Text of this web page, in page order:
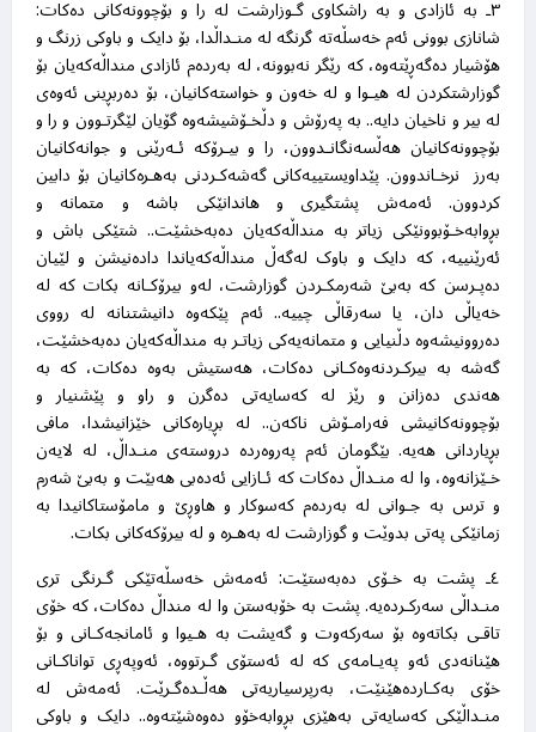
٣ـ بە ئازادی و بە راشکاوی گـوزارشت لە را و بۆچوونەکانی دەکات:
شانازی بوونی ئەم خەسڵەتە گرنگە لە منـداڵدا، بۆ دایک و باوکی زرنگ و
هۆشیار دەگەڕێتەوە، کە رێگر نەبوونە، لە بەردەم ئازادی منداڵەکەیان بۆ
گوزارشتکردن له هیـوا و لە خەون و خواستەکانیان، بۆ دەربڕینی ئەوەی
لە بیر و ناخیان دایە.. بە پەرۆش و دڵخـۆشیشەوە گۆیان لێگرتـوون و را و
بۆچوونەکانیان هەڵسەنگانـدوون، را و بیـرۆکە ئـەرێنی و جوانەکانیان
بەرز نرخـاندوون. پێداویستییەکانی گەشەکـردنی بەهـرەکانیان بۆ دابین
کردوون. ئەمەش پشتگیری و هاندانێکی باشە و متمانە و
بڕوابەخـۆبوونێکی زیاتر بە منداڵەکەیان دەبەخشێت.. شتێکی باش و
ئەرێنییە، کە دایک و باوک لەگەڵ منداڵەکەیاندا دادەنیشن و لێیان
دەپـرسن کە بەبێ شەرمکـردن گوزارشت، لەو بیرۆکـانە بکات کە لە
خەیاڵی دان، یا سەرقاڵی چییە.. ئەم پێکەوە دانیشتنانە لە رووی
دەروونیشەوە دڵنیایی و متمانەیەکی زیاتـر بە منداڵەکەیان دەبەخشێت،
گەشە بە بیرکـردنەوەکـانی دەکات، هەستیش بەوە دەکات، کە بە
هەندی دەزانن و رێز لە کەسایەتی دەگرن و راو و پێشنیار و
بۆچوونەکانیشی فەرامـۆش ناکەن.. لە بڕیارەکانی خێزانیشدا، مافی
بڕیاردانی هەیە. بێگومان ئەم پەروەردە دروستەی منـداڵ، لە لایەن
خـێزانەوە، وا لە منـداڵ دەکات کە ئـازایی ئەدەبی هەبێت و بەبێ شەرم
و ترس بە جـوانی لە بەردەم کەسوکار و هاوڕێ و مامۆستاکانیدا بە
زمانێکی پەتی بدوێت و گوزارشت لە بەهـرە و لە بیرۆکەکانی بکات.
٤ـ پشت بە خـۆی دەبەستێت: ئەمەش خەسڵەتێکی گـرنگی تری
منـداڵی سەرکـردەیە. پشت بە خۆبەستن وا لە منداڵ دەکات، کە خۆی
تاقـی بکاتەوە بۆ سەرکەوت و گەیشت بە هـیوا و ئامانجەکـانی و بۆ
هێنانەدی ئەو پەیـامەی کە لە ئەستۆی گـرتووە، ئەوپەڕی تواناکـانی
خۆی بەکـاردەهێنێت، بەرپرسیاریەتی هەڵـدەگـرێت. ئەمەش لە
منـداڵێکی کەسایەتی بەهێزی بڕوابەخۆو دەوەشێتەوە.. دایک و باوکی